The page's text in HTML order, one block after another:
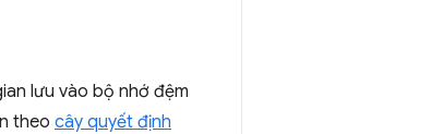
lưu vào bộ nhớ đệm
theo cây quyết định